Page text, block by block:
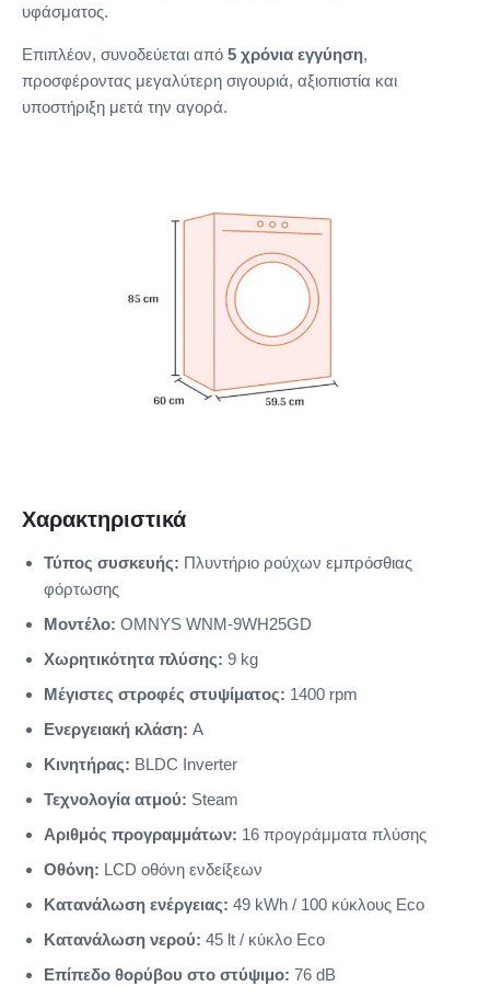
υφάσματος.
Επιπλέον, συνοδεύεται από 5 χρόνια εγγύηση,
προσφέροντας μεγαλύτερη σιγουριά, αξιοπιστία και
υποστήριξη μετά την αγορά.
Χαρακτηριστικά
Τύπος συσκευής: Πλυντήριο ρούχων εμπρόσθιας
φόρτωσης
Μοντέλο: OMNYS WNM-9WH25GD
Χωρητικότητα πλύσης: 9 kg
Μέγιστες στροφές στυψίματος: 1400 rpm
Ενεργειακή κλάση: A
Κινητήρας: BLDC Inverter
Τεχνολογία ατμού: Steam
Αριθμός προγραμμάτων: 16 προγράμματα πλύσης
Οθόνη: LCD οθόνη ενδείξεων
Κατανάλωση ενέργειας: 49 kWh / 100 κύκλους Eco
Κατανάλωση νερού: 45 lt / κύκλο Eco
Επίπεδο θορύβου στο στύψιμο: 76 dB